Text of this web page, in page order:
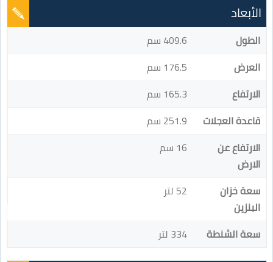
الأبعاد
الطول
409.6 سم
العرض
176.5 سم
الارتفاع
165.3 سم
قاعدة العجلات
251.9 سم
الارتفاع عن
الارض
16 سم
سعة خزان
البنزين
52 لتر
سعة الشنطة 334 لتر